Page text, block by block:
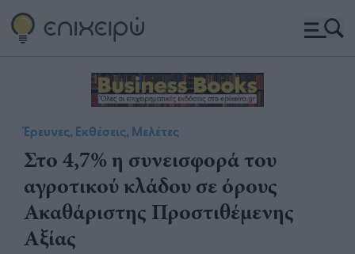
Έρευνες, Εκθέσεις, Μελέτες
Στο 4,7% η συνεισφορά του
αγροτικού κλάδου σε όρους
Ακαθάριστης Προστιθέμενης
Αξίας